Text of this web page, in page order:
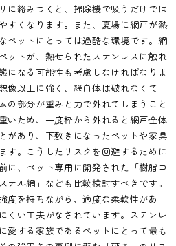
に絡みつくと、掃除機で吸うだけでは
すくなります。また、夏場に網戸が熱
ペットにとっては過酷な環境です。網
ットが、熱せられたステンレスに触れ
になる可能性も考慮しなければなりま
像以上に強く、網自体は破れなくて
の部分が重みと力で外れてしまうこと
いため、一度枠から外れると網戸全体
があり、下敷きになったペットや家具
す。こうしたリスクを回避するために
に、ペット専用に開発された「樹脂コ
テル網」なども比較検討すべきです。
度を持ちながら、適度な柔軟性があ
くい工夫がなされています。ステンレ
愛する家族であるペットにとって最も